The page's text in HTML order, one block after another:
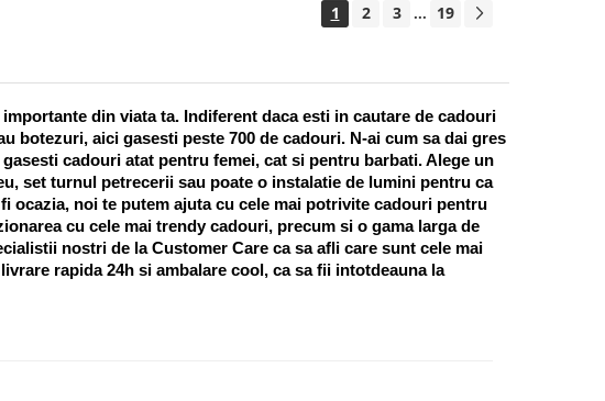
1 2 3 ... 19
din viata ta. Indiferent daca esti in cautare de cadouri
botezuri, aici gasesti peste 700 de cadouri. N-ai cum sa dai gres
cadouri atat pentru femei, cat si pentru barbati. Alege un
set turnul petrecerii sau poate o instalatie de lumini pentru ca
ocazia, noi te putem ajuta cu cele mai potrivite cadouri pentru
cu cele mai trendy cadouri, precum si o gama larga de
nostri de la Customer Care ca sa afli care sunt cele mai
rapida 24h si ambalare cool, ca sa fii intotdeauna la